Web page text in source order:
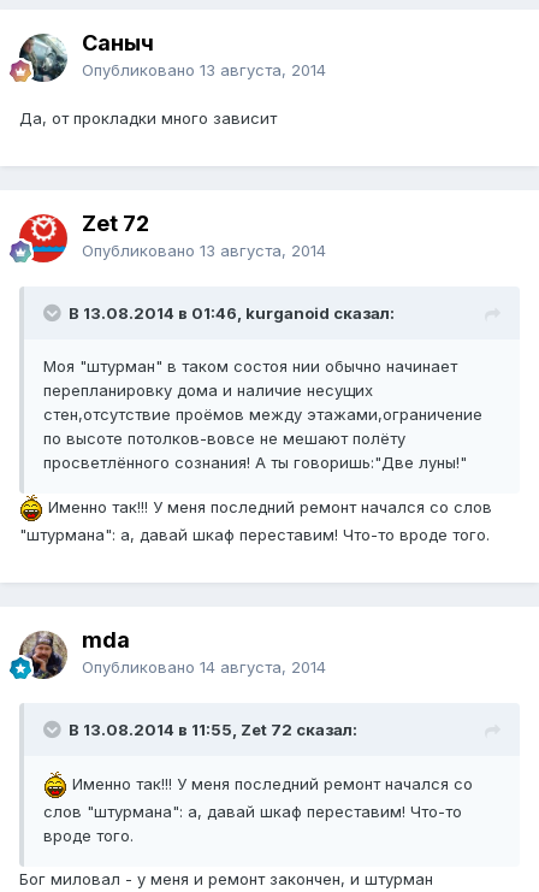
Саныч
Опубликовано 13 августа, 2014
Да, от прокладки много зависит
Zet 72
Опубликовано 13 августа, 2014
В 13.08.2014 в 01:46, kurganoid сказал:
Моя "штурман" в таком состоя нии обычно начинает
перепланировку дома и наличие несущих
стен,отсутствие проёмов между этажами,ограничение
по высоте потолков-вовсе не мешают полёту
просветлённого сознания! А ты говоришь:"Две луны!"
Именно так!!! У меня последний ремонт начался со слов
"штурмана": а, давай шкаф переставим! Что-то вроде того.
mda
Опубликовано 14 августа, 2014
В 13.08.2014 в 11:55, Zet 72 сказал:
Именно так!!! У меня последний ремонт начался со
слов "штурмана": а, давай шкаф переставим! Что-то
вроде того.
Бог миловал - у меня и ремонт закончен, и штурман